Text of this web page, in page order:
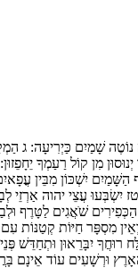
שָׁמַיִם כַּיְרִיעָה: ג
מִן קוֹל רַעַמְךָ יֵחָפֵזוּן:
הַשָּׁמַיִם יִשְׁכּוֹן מִבֵּין
טז יִשְׂבְּעוּ עֲצֵי יהוה אַרְזֵי
הַכְּפִירִים שֹׁאֲגִים לַטָּרֶף
מִסְפָּר חַיּוֹת קְטַנּוֹת עִם
רוּחֲךָ יִבָּרֵאוּן וּתְחַדֵּשׁ
וּרְשָׁעִים עוֹד אֵינָם